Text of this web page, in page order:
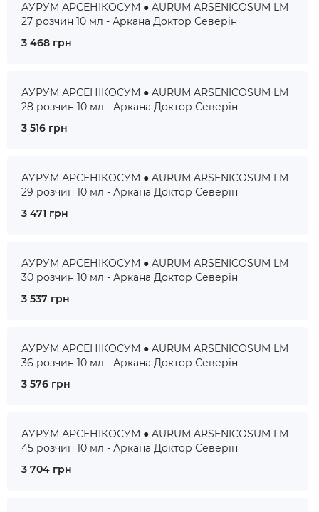
АУРУМ АРСЕНІКОСУМ ● AURUM ARSENICOSUM LM
27 розчин 10 мл - Аркана Доктор Северін
3 468 грн
АУРУМ АРСЕНІКОСУМ ● AURUM ARSENICOSUM LM
28 розчин 10 мл - Аркана Доктор Северін
3 516 грн
АУРУМ АРСЕНІКОСУМ ● AURUM ARSENICOSUM LM
29 розчин 10 мл - Аркана Доктор Северін
3 471 грн
АУРУМ АРСЕНІКОСУМ ● AURUM ARSENICOSUM LM
30 розчин 10 мл - Аркана Доктор Северін
3 537 грн
АУРУМ АРСЕНІКОСУМ ● AURUM ARSENICOSUM LM
36 розчин 10 мл - Аркана Доктор Северін
3 576 грн
АУРУМ АРСЕНІКОСУМ ● AURUM ARSENICOSUM LM
45 розчин 10 мл - Аркана Доктор Северін
3 704 грн